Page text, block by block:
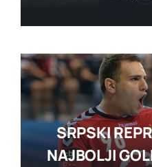
SRPSKI
NAJBOLJI